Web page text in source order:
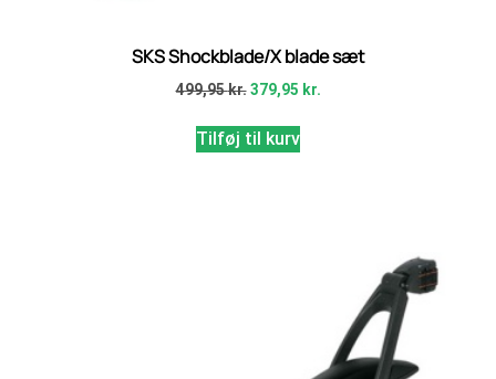
SKS Shockblade/X blade sæt
499,95kr. 379,95 kr.
Tilføj til kurv